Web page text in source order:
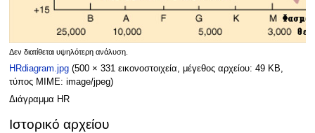
Δεν διατίθεται υψηλότερη ανάλυση.
HRdiagram.jpg (500 × 331 εικονοστοιχεία, μέγεθος αρχείου: 49 KB,
τύπος MIME: image/jpeg)
Διάγραμμα HR
Ιστορικό αρχείου